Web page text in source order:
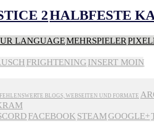
2HALBFESTE
LANGUAGEMEHRSPIELER
FRIGHTENING INSERT MOIN
BLOGS, WEBSEITEN UND FORMATE
FACEBOOK STEAMGOOGLE+